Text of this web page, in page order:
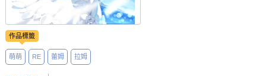
作品標籤
萌萌 RE 蕾姆 拉姆